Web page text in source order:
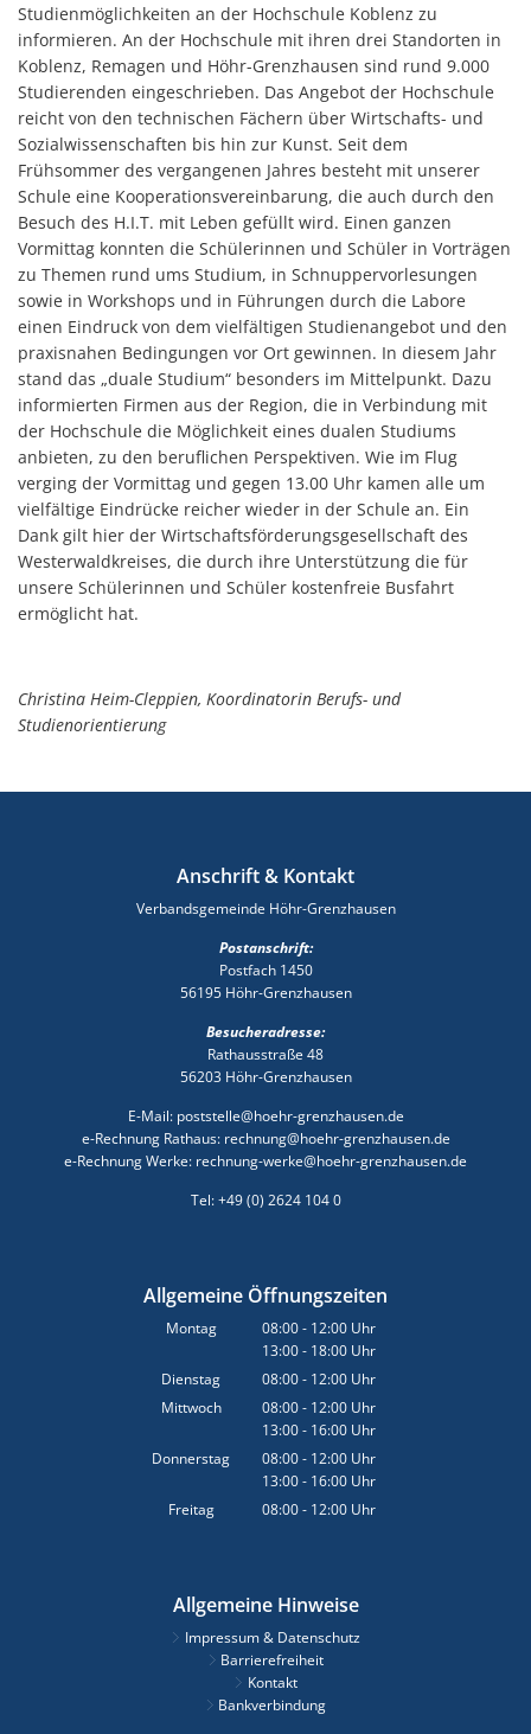
Studienmöglichkeiten an der Hochschule Koblenz zu
informieren. An der Hochschule mit ihren drei Standorten in
Koblenz, Remagen und Höhr-Grenzhausen sind rund 9.000
Studierenden eingeschrieben. Das Angebot der Hochschule
reicht von den technischen Fächern über Wirtschafts- und
Sozialwissenschaften bis hin zur Kunst. Seit dem
Frühsommer des vergangenen Jahres besteht mit unserer
Schule eine Kooperationsvereinbarung, die auch durch den
Besuch des H.I.T. mit Leben gefüllt wird. Einen ganzen
Vormittag konnten die Schülerinnen und Schüler in Vorträgen
zu Themen rund ums Studium, in Schnuppervorlesungen
sowie in Workshops und in Führungen durch die Labore
einen Eindruck von dem vielfältigen Studienangebot und den
praxisnahen Bedingungen vor Ort gewinnen. In diesem Jahr
stand das „duale Studium“ besonders im Mittelpunkt. Dazu
informierten Firmen aus der Region, die in Verbindung mit
der Hochschule die Möglichkeit eines dualen Studiums
anbieten, zu den beruflichen Perspektiven. Wie im Flug
verging der Vormittag und gegen 13.00 Uhr kamen alle um
vielfältige Eindrücke reicher wieder in der Schule an. Ein
Dank gilt hier der Wirtschaftsförderungsgesellschaft des
Westerwaldkreises, die durch ihre Unterstützung die für
unsere Schülerinnen und Schüler kostenfreie Busfahrt
ermöglicht hat.
Christina Heim-Cleppien, Koordinatorin Berufs- und
Studienorientierung
Anschrift & Kontakt
Verbandsgemeinde Höhr-Grenzhausen
Postanschrift:
Postfach 1450
56195 Höhr-Grenzhausen
Besucheradresse:
Rathausstraße 48
56203 Höhr-Grenzhausen
E-Mail: poststelle@hoehr-grenzhausen.de
e-Rechnung Rathaus: rechnung@hoehr-grenzhausen.de
e-Rechnung Werke: rechnung-werke@hoehr-grenzhausen.de
Tel: +49 (0) 2624 104 0
Allgemeine Öffnungszeiten
Montag 08:00- 12:00 Uhr
Von 08:00 bis 12:00 Uhr
13:00- 18:00 Uhr
Von 13:00 bis 18:00 Uhr
Dienstag 08:00- 12:00 Uhr
Von 08:00 bis 12:00 Uhr
Mittwoch 08:00- 12:00 Uhr
Von 08:00 bis 12:00 Uhr
13:00- 16:00 Uhr
Von 13:00 bis 16:00 Uhr
Donnerstag 08:00- 12:00 Uhr
Von 08:00 bis 12:00 Uhr
13:00- 16:00 Uhr
Von 13:00 bis 16:00 Uhr
Freitag 08:00- 12:00 Uhr
Allgemeine Hinweise
Impressum & Datenschutz
Barrierefreiheit
Kontakt
Bankverbindung